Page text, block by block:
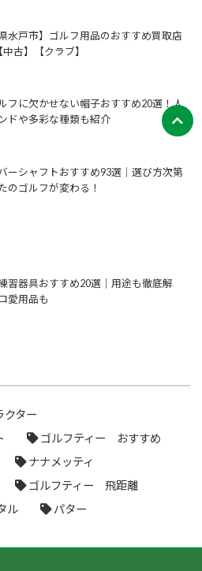
県水戸市】ゴルフ用品のおすすめ買取店
古】【クラブ】
フに欠かせない帽子おすすめ20選！人
ドや多彩な種類も紹介
ーシャフトおすすめ93選│選び方次第
のゴルフが変わる！
習器具おすすめ20選｜用途も徹底解
愛用品も
ター
ゴルフティー おすすめ
ナナメッティ
ゴルフティー 飛距離
ル パター